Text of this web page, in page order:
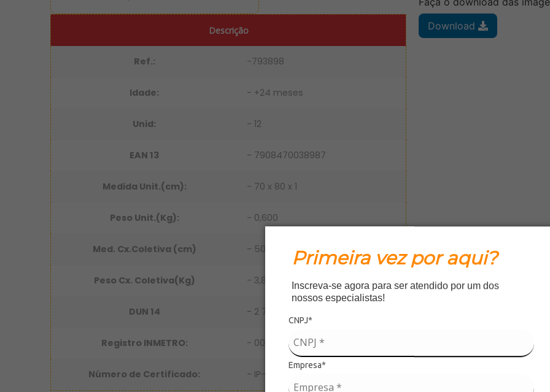
Primeira vez por aqui?
Inscreva-se agora para ser atendido por um dos
nossos especialistas!
CNPJ*
Empresa*
Descrição
Ref.: -793898
Idade: - +24 meses
Unid: - 12
EAN 13 - 7908470038987
Medida Unit.(cm): - 70 x 80 x 1
Peso Unit.(Kg): - 0,600
Med. Cx.Coletiva (cm) - 50 x 22,8 x 30,4
Peso Cx. Coletiva(Kg) - 3,830
DUN 14 - 2 790847003898 1
Registro INMETRO: - 000814/2026
Número de Certificado: - IP-BRI-3283/2025-64
Download